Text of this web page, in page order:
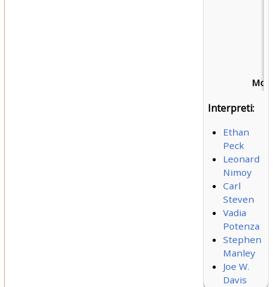
Interpreti:
Ethan
Peck
Leonard
Nimoy
Carl
Steven
Vadia
Potenza
Stephen
Manley
Joe W.
Davis